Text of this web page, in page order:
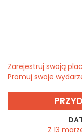
Zarejestruj swoją
Promuj swoje
Z 13